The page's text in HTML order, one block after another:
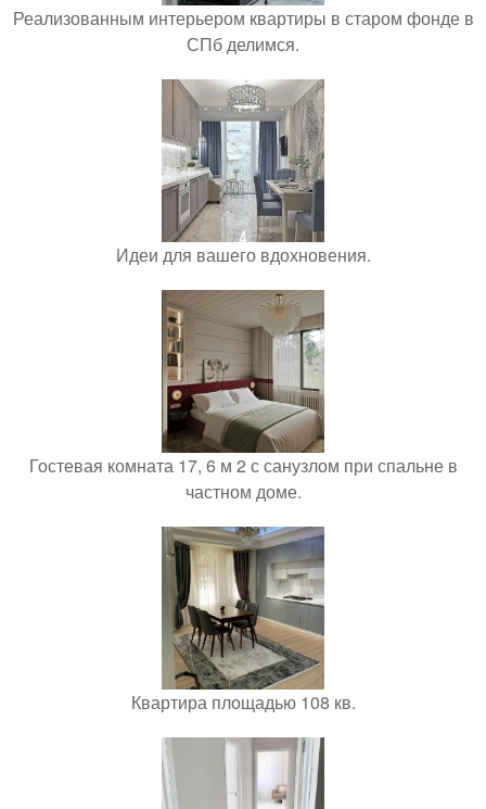
Реализованным интерьером квартиры в старом фонде в
СПб делимся.
Идеи для вашего вдохновения.
Гостевая комната 17, 6 м 2 с санузлом при спальне в
частном доме.
Квартира площадью 108 кв.